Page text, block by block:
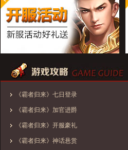
《霸者归来》七日登录
《霸者归来》加官进爵
《霸者归来》开服豪礼
《霸者归来》神话悬赏